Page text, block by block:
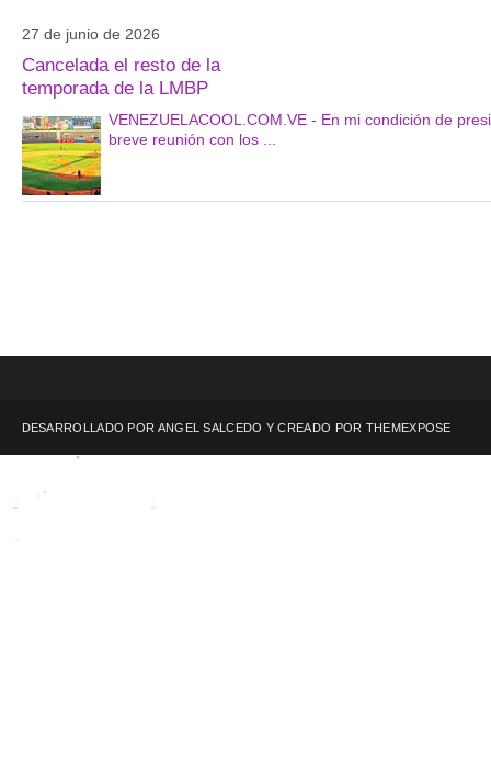
27 de junio de 2026
Cancelada el resto de la
temporada de la LMBP
VENEZUELACOOL.COM.VE - En mi condición de
breve reunión con los ...
DESARROLLADO POR ANGEL SALCEDO Y CREADO POR THEMEXPOSE